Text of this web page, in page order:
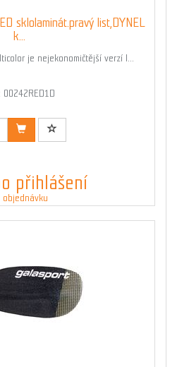
sklolaminát.pravý list,DYNEL
k...
je nejekonomičtější verzí l...
00242RED1D
přihlášení
objednávku